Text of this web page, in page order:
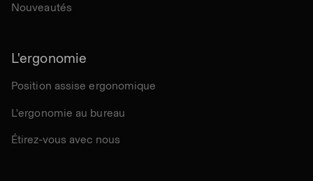
Nouveautés
L'ergonomie
Position assise ergonomique
L'ergonomie au bureau
Étirez-vous avec nous